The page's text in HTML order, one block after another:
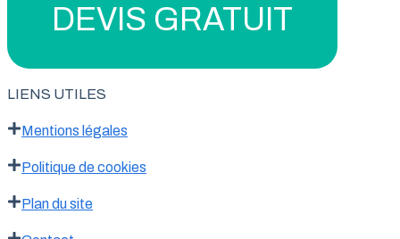
DEVIS GRATUIT
LIENS UTILES
Mentions légales
Politique de cookies
Plan du site